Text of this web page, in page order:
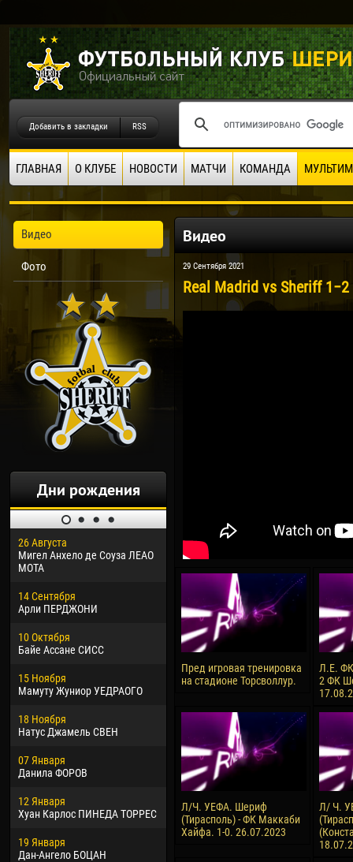
Добавить в закладки RSS
ГЛАВНАЯ О КЛУБЕ НОВОСТИ МАТЧИ КОМАНДА
Видео
Фото
Дни рождения
26 Августа
Мигел Анхело де Соуза ЛЕАО
МОТА
14 Сентября
Арли ПЕРДЖОНИ
10 Октября
Байе Ассане СИСС
15 Ноября
Мамуту Жуниор УЕДРАОГО
18 Ноября
Натус Джамель СВЕН
07 Января
Данила ФОРОВ
12 Января
Хуан Карлос ПИНЕДА ТОРРЕС
19 Января
Дан-Ангело БОЦАН
30 Января
Дорасо Морео КЛАС
24 Февраля
Владислав КОСТИН
02 Марта
Вячеслав КОЗМА
09 Марта
Эммануэль АФЕТСЕ
Хайдер Морено АСПРИЛЬЯ
22 Марта
Самба КОНЕ
26 Марта
Витор Уго Морайс де
ОЛИВЕЙРА
28 Марта
04
13
24
15
28
10
15
Видео
29 Сентября 2021
Real Madrid vs Sheriff 1−2
Пред игровая тренировка
на стадионе Торсволлур.
Л.Е.
2 ФК
Л/Ч. УЕФА. Шериф
(Тирасполь) - ФК Маккаби
Хайфа. 1-0. 26.07.2023
Л/ Ч.